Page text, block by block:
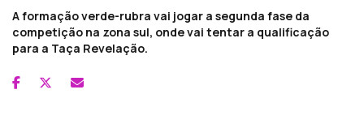
A formação verde-rubra vai jogar a segunda fase da
competição na zona sul, onde vai tentar a qualificação
para a Taça Revelação.